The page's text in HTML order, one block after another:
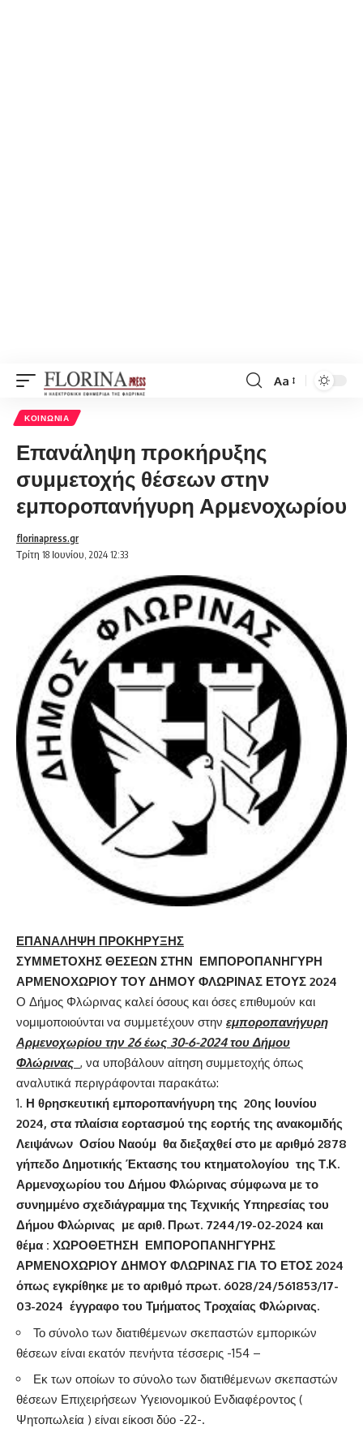
Font
Aa
ΚΟΙΝΩΝΊΑ
Επανάληψη προκήρυξης
συμμετοχής θέσεων στην
εμποροπανήγυρη Αρμενοχωρίου
Τρίτη 18 Ιουνίου, 2024 12:33
florinapress.gr
ΕΠΑΝΑΛΗΨΗ ΠΡΟΚΗΡΥΞΗΣ
ΣΥΜΜΕΤΟΧΗΣ ΘΕΣΕΩΝ ΣΤΗΝ ΕΜΠΟΡΟΠΑΝΗΓΥΡΗ
ΑΡΜΕΝΟΧΩΡΙΟΥ ΤΟΥ ΔΗΜΟΥ ΦΛΩΡΙΝΑΣ ΕΤΟΥΣ 2024
Ο Δήμος Φλώρινας καλεί όσους και όσες επιθυμούν και
νομιμοποιούνται να συμμετέχουν στην εμποροπανήγυρη
Αρμενοχωρίου την 26 έως 30-6-2024 του Δήμου
Φλώρινας , να υποβάλουν αίτηση συμμετοχής όπως
αναλυτικά περιγράφονται παρακάτω:
Η θρησκευτική εμποροπανήγυρη της 20ης Ιουνίου
2024, στα πλαίσια εορτασμού της εορτής της ανακομιδής
Λειψάνων Οσίου Ναούμ θα διεξαχθεί στο με αριθμό 2878
γήπεδο Δημοτικής Έκτασης του κτηματολογίου της Τ.Κ.
Αρμενοχωρίου του Δήμου Φλώρινας σύμφωνα με το
συνημμένο σχεδιάγραμμα της Τεχνικής Υπηρεσίας του
Δήμου Φλώρινας με αριθ. Πρωτ. 7244/19-02-2024 και
θέμα : ΧΩΡΟΘΕΤΗΣΗ ΕΜΠΟΡΟΠΑΝΗΓΥΡΗΣ
ΑΡΜΕΝΟΧΩΡΙΟΥ ΔΗΜΟΥ ΦΛΩΡΙΝΑΣ ΓΙΑ ΤΟ ΕΤΟΣ 2024
όπως εγκρίθηκε με το αριθμό πρωτ. 6028/24/561853/17-
03-2024 έγγραφο του Τμήματος Τροχαίας Φλώρινας.
Το σύνολο των διατιθέμενων σκεπαστών εμπορικών
θέσεων είναι εκατόν πενήντα τέσσερις -154 –
Εκ των οποίων το σύνολο των διατιθέμενων σκεπαστών
θέσεων Επιχειρήσεων Υγειονομικού Ενδιαφέροντος (
Ψητοπωλεία ) είναι είκοσι δύο -22-.